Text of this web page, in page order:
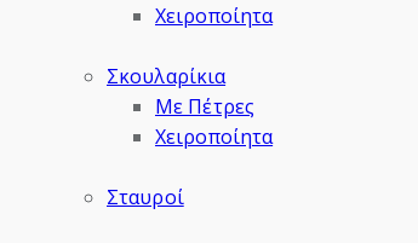
Χειροποίητα
Σκουλαρίκια
Με Πέτρες
Χειροποίητα
Σταυροί